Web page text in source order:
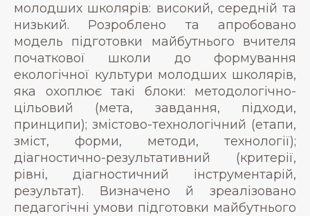
молодших школярів: високий, середній та
низький. Розроблено та апробовано
модель підготовки майбутнього вчителя
початкової школи до формування
екологічної культури молодших школярів,
яка охоплює такі блоки: методологічно-
цільовий (мета, завдання, підходи,
принципи); змістово-технологічний (етапи,
зміст, форми, методи, технології);
діагностично-результативний (критерії,
рівні, діагностичний інструментарій,
результат). Визначено й зреалізовано
педагогічні умови підготовки майбутнього